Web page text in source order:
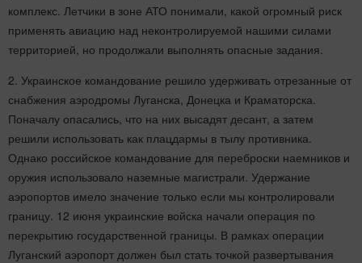
комплекс. Летчики в зоне АТО понимали, какой огромный риск
применять авиацию над неконтролируемой нашими силами
территорией, но продолжали выполнять опасные задания.
2. Украинское командование решило удерживать отрезанные от
снабжения аэродромы Луганска, Донецка и Краматорска.
Поначалу опасались, что на них высадят десант, а затем
решили использовать как плацдармы в тылу противника.
Однако российское командование для переброски наемников и
оружия использовало наземные магистрали. Удержание
аэропортов имело значение только если мы контролировали
границу. 12 июня украинские войска начали операция по
перекрытию государственной границы. В рамках операции
Луганский аэропорт должен был стать точкой развертывания